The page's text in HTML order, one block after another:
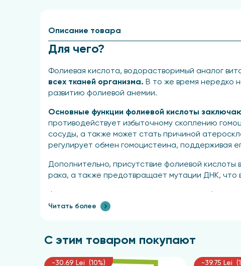
Описание товара
Для чего?
Фолиевая кислота, водорастворимый аналог
всех тканей организма. В то же время нередко
развитию фолиевой анемии.
Основные функции фолиевой кислоты
противодействует избыточному скоплению
сосуды, а также может стать причиной
регулирует обмен гомоцистеина, поддерживая
Дополнительно, присутствие фолиевой кислоты
рака, а также предотвращает мутации ДНК, что
соединений. Она влияет на производство
В заключение, фолиевая кислота помогает
определенных фармацевтических препаратов.
Читать более
С этим товаром покупают
-30.69 Lei (10%) -39.75 Lei